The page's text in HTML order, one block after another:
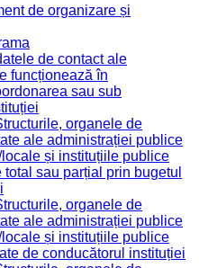
de organizare și
de contact ale
funcționează în
sau sub
organele de
ale administrației publice
și instituțiile publice
total sau parțial prin bugetul
organele de
ale administrației publice
și instituțiile publice
de conducătorul instituției